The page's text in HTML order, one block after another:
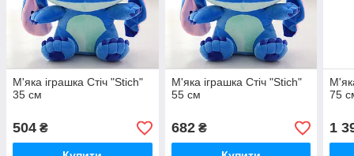
М'яка іграшка Стіч "Stich"
35 см
504 ₴
М'яка іграшка Стіч "Stich"
55 см
682₴
75
1